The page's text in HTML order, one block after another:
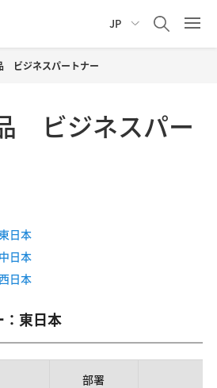
JP
ビジネスパートナー
ビジネスパー
日本
日本
日本
：東日本
部署